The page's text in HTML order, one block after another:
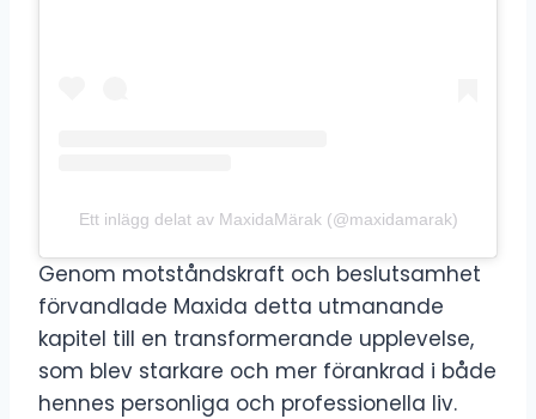
Ett inlägg delat av MaxidaMärak (@maxidamarak)
Genom motståndskraft och beslutsamhet
förvandlade Maxida detta utmanande
kapitel till en transformerande upplevelse,
som blev starkare och mer förankrad i både
hennes personliga och professionella liv.